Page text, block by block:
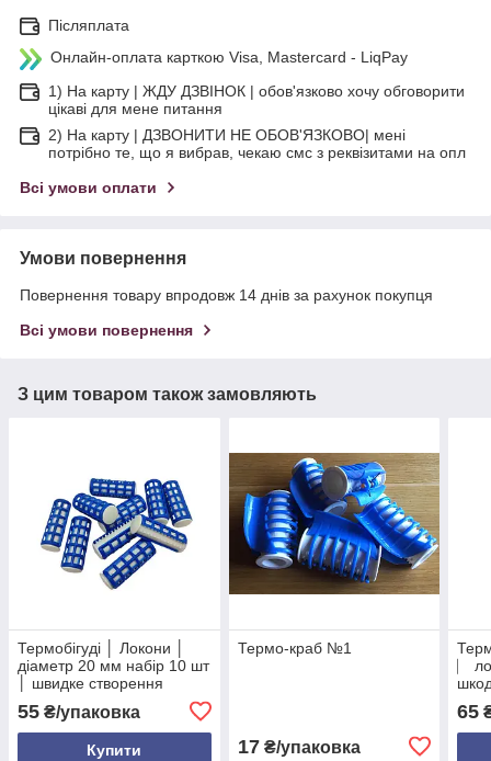
Післяплата
Онлайн-оплата карткою Visa, Mastercard - LiqPay
1) На карту | ЖДУ ДЗВІНОК | обов'язково хочу обговорити
цікаві для мене питання
2) На карту | ДЗВОНИТИ НЕ ОБОВ'ЯЗКОВО| мені
потрібно те, що я вибрав, чекаю смс з реквізитами на опл
Всі умови оплати
Умови повернення
Повернення товару впродовж 14 днів за рахунок покупця
Всі умови повернення
З цим товаром також замовляють
Термобігуді │ Локони │
діаметр 20 мм набір 10 шт
│ швидке створення
волоссю
55 ₴/упаковка
Купити
Термо-краб №1
17₴/упаковка
⎸
65